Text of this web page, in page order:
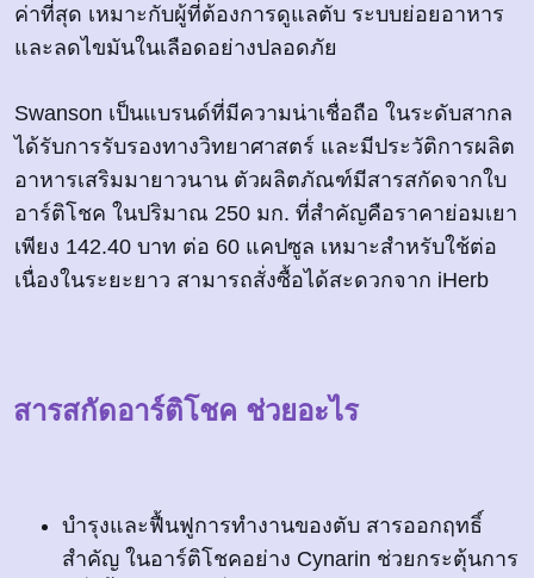
ค่าที่สุด เหมาะกับผู้ที่ต้องการดูแลตับ ระบบย่อยอาหาร
และลดไขมันในเลือดอย่างปลอดภัย
Swanson เป็นแบรนด์ที่มีความน่าเชื่อถือ ในระดับสากล
ได้รับการรับรองทางวิทยาศาสตร์ และมีประวัติการผลิต
อาหารเสริมมายาวนาน ตัวผลิตภัณฑ์มีสารสกัดจากใบ
อาร์ติโชค ในปริมาณ 250 มก. ที่สำคัญคือราคาย่อมเยา
เพียง 142.40 บาท ต่อ 60 แคปซูล เหมาะสำหรับใช้ต่อ
เนื่องในระยะยาว สามารถสั่งซื้อได้สะดวกจาก iHerb
สารสกัดอาร์ติโชค ช่วยอะไร
บำรุงและฟื้นฟูการทำงานของตับ สารออกฤทธิ์
สำคัญ ในอาร์ติโชคอย่าง Cynarin ช่วยกระตุ้นการ